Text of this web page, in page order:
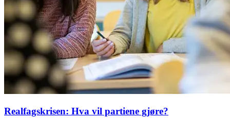
Realfagskrisen: Hva vil partiene gjøre?